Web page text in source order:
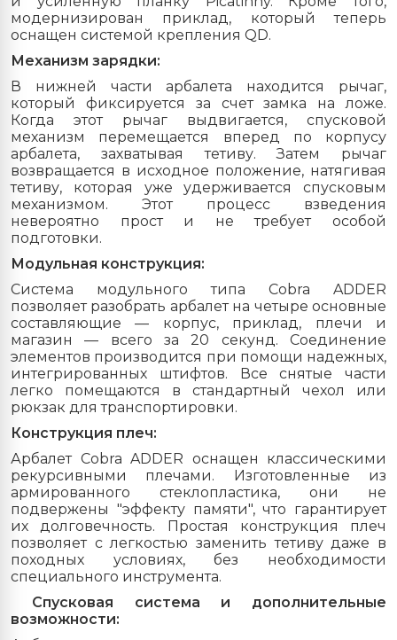
модернизирован приклад, который теперь
оснащен системой крепления QD.
Механизм зарядки:
В нижней части арбалета находится рычаг,
который фиксируется за счет замка на ложе.
Когда этот рычаг выдвигается, спусковой
механизм перемещается вперед по корпусу
арбалета, захватывая тетиву. Затем рычаг
возвращается в исходное положение, натягивая
тетиву, которая уже удерживается спусковым
механизмом. Этот процесс взведения
невероятно прост и не требует особой
подготовки.
Модульная конструкция:
Система модульного типа Cobra ADDER
позволяет разобрать арбалет на четыре основные
составляющие — корпус, приклад, плечи и
магазин — всего за 20 секунд. Соединение
элементов производится при помощи надежных,
интегрированных штифтов. Все снятые части
легко помещаются в стандартный чехол или
рюкзак для транспортировки.
Конструкция плеч:
Арбалет Cobra ADDER оснащен классическими
рекурсивными плечами. Изготовленные из
армированного стеклопластика, они не
подвержены "эффекту памяти", что гарантирует
их долговечность. Простая конструкция плеч
позволяет с легкостью заменить тетиву даже в
походных условиях, без необходимости
специального инструмента.
Спусковая система и дополнительные
возможности: